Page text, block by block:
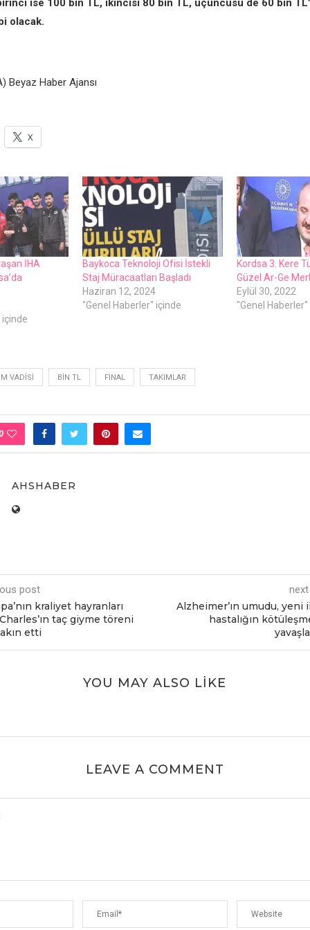
ise 100 bin TL, ikincisi 80 bin TL, üçüncüsü de 60 bin
olacak.
Beyaz Haber Ajansı
X
İHA
içinde
Baykoca Teknoloji Ofisi İstekli
Staj Müracaatları Başladı
Haziran 12, 2024
"Genel Haberler" içinde
Kordsa 3. Kere
Güzel Ar-Ge
Eylül 30, 2022
"Genel
VADISI BIN TL FINAL TAKIMLAR
AHSHABER
post
kraliyet hayranları
taç giyme töreni
etti
Alzheimer’ın umudu, yeni
hastalığın
YOU MAY ALSO LIKE
LEAVE A COMMENT